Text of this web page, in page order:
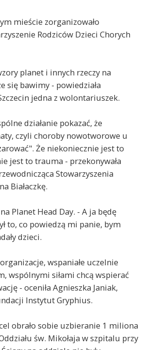
mieście zorganizowało
Rodziców Dzieci Chorych
planet i innych rzeczy na
się bawimy - powiedziała
jedna z wolontariuszek.
działanie pokazać, że
czyli choroby nowotworowe u
Że niekoniecznie jest to
jest to trauma - przekonywała
Stowarzyszenia
Białaczkę.
Planet Head Day. - A ja będę
to, co powiedzą mi panie, bym
dzieci.
wspaniałe uczelnie
wspólnymi siłami chcą wspierać
- oceniła Agnieszka Janiak,
Instytut Gryphius.
obrało sobie uzbieranie 1 miliona
św. Mikołaja w szpitalu przy